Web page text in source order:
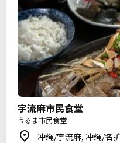
宇流麻市民食堂
うるま市民食堂
冲绳/宇流麻, 冲绳/名